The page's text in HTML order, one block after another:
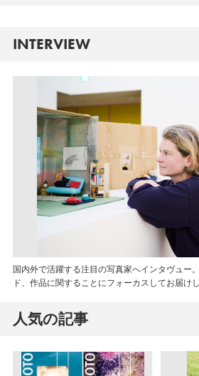
INTERVIEW
国内外で活躍する注目の写真家へインタヴュー
ド、作品に関することにフォーカスしてお届けし
人気の記事